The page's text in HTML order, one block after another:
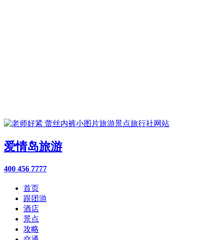
爱情岛旅游
400 456 7777
首页
跟团游
酒店
景点
攻略